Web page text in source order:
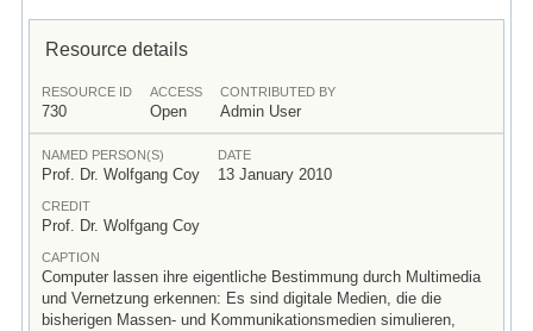
Resource details
RESOURCE ID
730
ACCESS
Open
CONTRIBUTED BY
Admin User
NAMED PERSON(S)
Prof. Dr. Wolfgang Coy
DATE
13 January 2010
CREDIT
Prof. Dr. Wolfgang Coy
CAPTION
Computer lassen ihre eigentliche Bestimmung durch Multimedia
und Vernetzung erkennen: Es sind digitale Medien, die die
bisherigen Massen- und Kommunikationsmedien simulieren,